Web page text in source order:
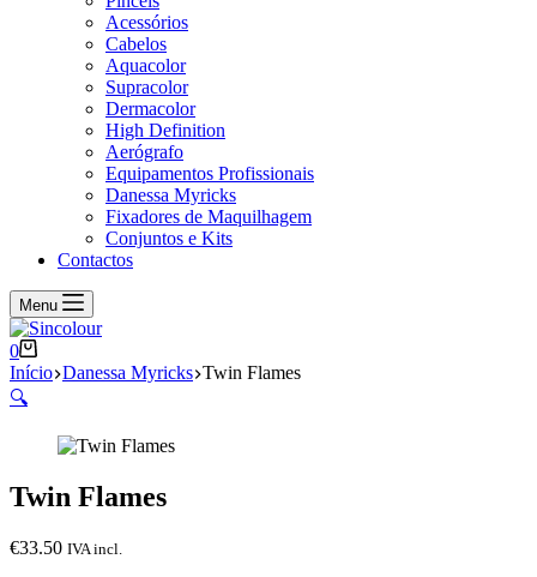
Acessórios
Cabelos
Aquacolor
Supracolor
Dermacolor
High Definition
Aerógrafo
Equipamentos Profissionais
Danessa Myricks
Fixadores de Maquilhagem
Conjuntos e Kits
Contactos
Menu
Carrinho
de
compras
0
Início Danessa Myricks Twin Flames
🔍
Twin Flames
€33.50 IVA incl.